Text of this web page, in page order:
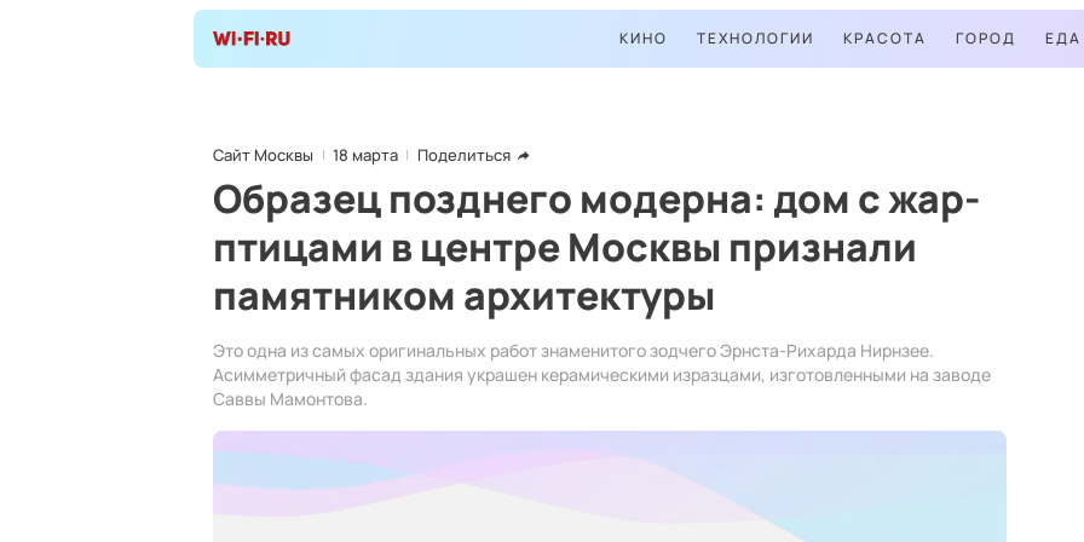
КИНО ТЕХНОЛОГИИ КРАСОТА ГОРОД ЕДА
Сайт Москвы 18 марта Поделиться
Образец позднего модерна: дом с жар-
птицами в центре Москвы признали
памятником архитектуры
Это одна из самых оригинальных работ знаменитого зодчего Эрнста-Рихарда Нирнзее.
Асимметричный фасад здания украшен керамическими изразцами, изготовленными на заводе
Саввы Мамонтова.